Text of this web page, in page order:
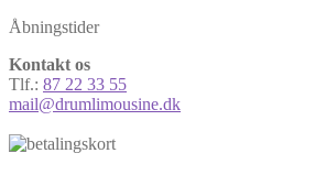
Åbningstider
Kontakt os
Tlf.: 87 22 33 55
mail@drumlimousine.dk